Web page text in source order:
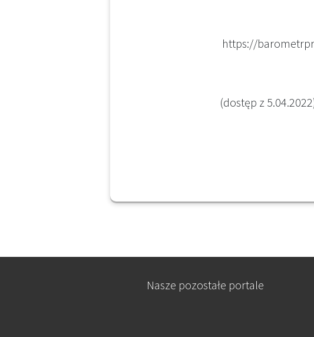
https://
(dostęp z
Nasze pozostałe portale